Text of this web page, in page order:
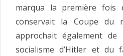
marqua la première fois
conservait la Coupe du
approchait également de
socialisme d’Hitler et du